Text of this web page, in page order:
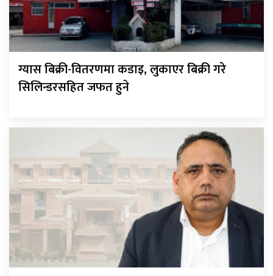
ग्यास बिक्री-वितरणमा कडाइ, लुकाएर बिक्री गरे
सिलिन्डरसहित जफत हुने